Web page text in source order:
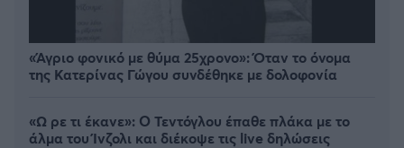
«Άγριο φονικό με θύμα 25χρονο»: Όταν το όνομα
της Κατερίνας Γώγου συνδέθηκε με δολοφονία
«Ω ρε τι έκανε»: Ο Τεντόγλου έπαθε πλάκα με το
άλμα του Ίνζολι και διέκοψε τις live δηλώσεις